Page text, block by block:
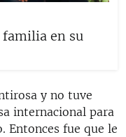
familia en su
y no tuve
internacional para
Entonces fue que le